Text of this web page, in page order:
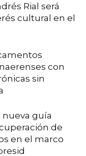
Rial será
cultural en el
con
sin
nueva guía
de
en el marco